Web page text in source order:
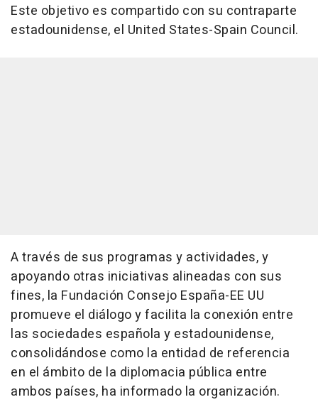
Este objetivo es compartido con su contraparte
estadounidense, el United States-Spain Council.
A través de sus programas y actividades, y
apoyando otras iniciativas alineadas con sus
fines, la Fundación Consejo España-EE UU
promueve el diálogo y facilita la conexión entre
las sociedades española y estadounidense,
consolidándose como la entidad de referencia
en el ámbito de la diplomacia pública entre
ambos países, ha informado la organización.